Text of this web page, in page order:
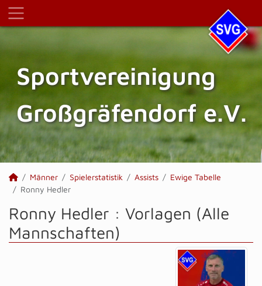
Sportvereinigung
Großgräfendorf e.V.
Männer Spielerstatistik Assists
Ewige Tabelle
Ronny Hedler
Ronny Hedler : Vorlagen (Alle
Mannschaften)